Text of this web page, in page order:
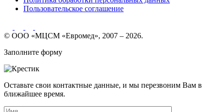
Пользовательское соглашение
© ООО «МЦСМ «Евромед», 2007 – 2026.
Заполните форму
Оставьте свои контактные данные, и мы перезвоним Вам в
ближайшее время.